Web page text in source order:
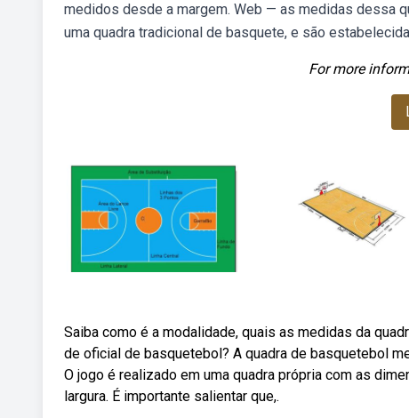
medidos desde a margem. Web — as medidas dessa
uma quadra tradicional de basquete, e são
For more
Saiba como é a modalidade, quais as medidas da
de oficial de basquetebol? A quadra de basquetebol
O jogo é realizado em uma quadra própria com as
largura. É importante salientar que,.